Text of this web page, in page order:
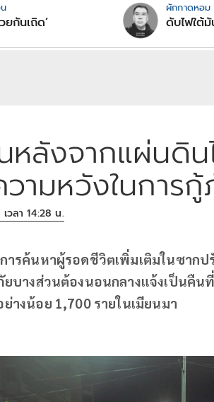
ยกันเถิด’
ผักกาดหอม
ดับไฟใต้มั
หลังจากแผ่นดิน
ามหวังในการกู้
วลา 14:28 น.
ารค้นหาผู้รอดชีวิตเพิ่มเติมในซาก
ยบางส่วนต้องนอนกลางแจ้งเป็นคื
างน้อย 1,700 รายในเมียนมา